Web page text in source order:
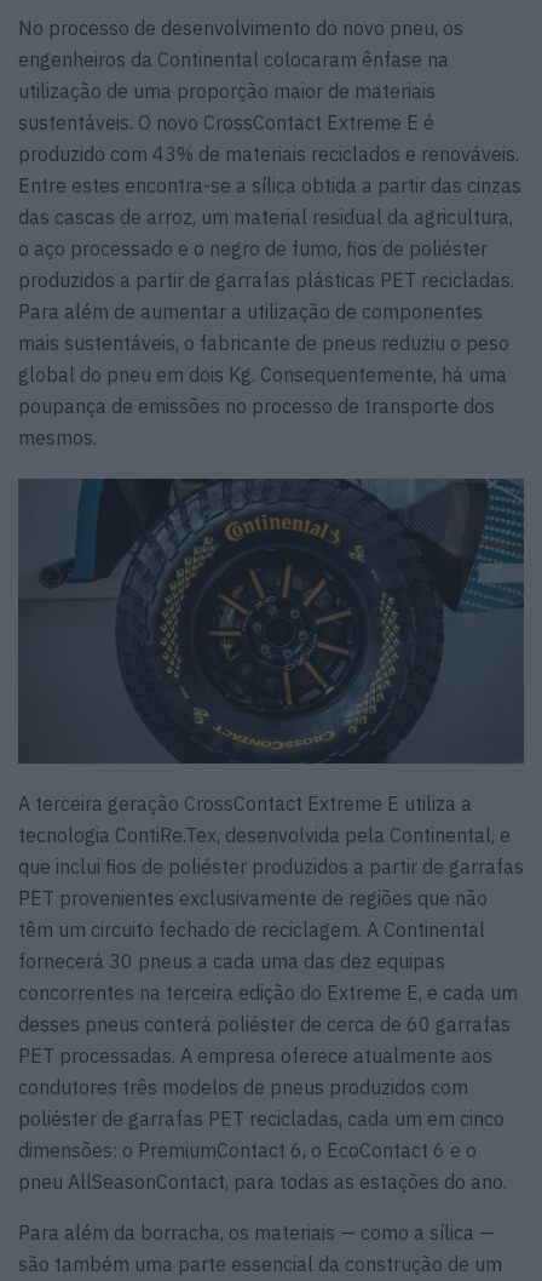
No processo de desenvolvimento do novo pneu, os
engenheiros da Continental colocaram ênfase na
utilização de uma proporção maior de materiais
sustentáveis. O novo CrossContact Extreme E é
produzido com 43% de materiais reciclados e renováveis.
Entre estes encontra-se a sílica obtida a partir das cinzas
das cascas de arroz, um material residual da agricultura,
o aço processado e o negro de fumo, fios de poliéster
produzidos a partir de garrafas plásticas PET recicladas.
Para além de aumentar a utilização de componentes
mais sustentáveis, o fabricante de pneus reduziu o peso
global do pneu em dois Kg. Consequentemente, há uma
poupança de emissões no processo de transporte dos
mesmos.
A terceira geração CrossContact Extreme E utiliza a
tecnologia ContiRe.Tex, desenvolvida pela Continental, e
que inclui fios de poliéster produzidos a partir de garrafas
PET provenientes exclusivamente de regiões que não
têm um circuito fechado de reciclagem. A Continental
fornecerá 30 pneus a cada uma das dez equipas
concorrentes na terceira edição do Extreme E, e cada um
desses pneus conterá poliéster de cerca de 60 garrafas
PET processadas. A empresa oferece atualmente aos
condutores três modelos de pneus produzidos com
poliéster de garrafas PET recicladas, cada um em cinco
dimensões: o PremiumContact 6, o EcoContact 6 e o
pneu AllSeasonContact, para todas as estações do ano.
Para além da borracha, os materiais — como a sílica —
são também uma parte essencial da construção de um